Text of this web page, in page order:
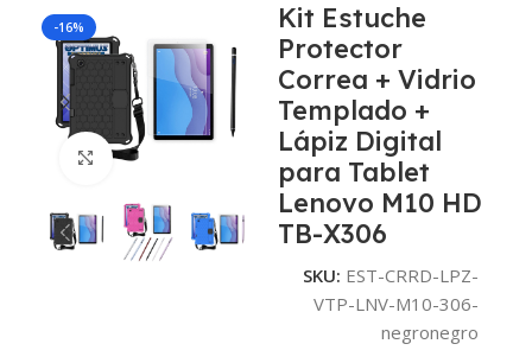
-16%
Click to enlarge
Kit Estuche
Protector
Correa + Vidrio
Templado +
Lápiz Digital
para Tablet
Lenovo M10 HD
TB-X306
SKU: EST-CRRD-LPZ-
VTP-LNV-M10-306-
negronegro